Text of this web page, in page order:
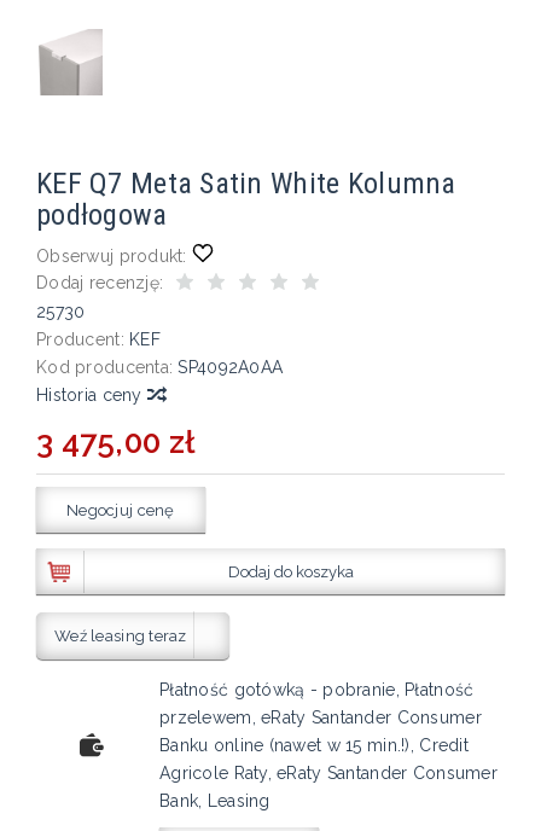
KEF Q7 Meta Satin White Kolumna
podłogowa
Obserwuj produkt:
Dodaj recenzję:
25730
Producent: KEF
Kod producenta: SP4092A0AA
Historia ceny
3 475,00 zł
Negocjuj cenę
Dodaj do koszyka
Weź leasing teraz
Płatność gotówką - pobranie, Płatność
przelewem, eRaty Santander Consumer
Banku online (nawet w 15 min.!), Credit
Agricole Raty, eRaty Santander Consumer
Bank, Leasing